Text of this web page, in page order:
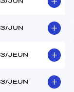
3/JUN
3/JUN
3/JEUN
3/JEUN